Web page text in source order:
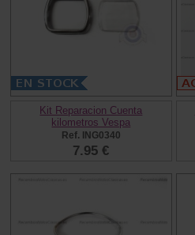
Kit Reparacion Cuenta
kilometros Vespa
Ref. ING0340
7.95 €